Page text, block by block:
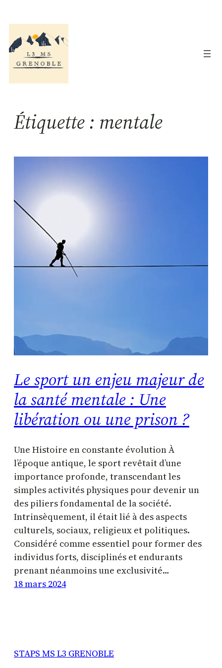
au
contenu
Étiquette : mentale
Le sport un enjeu majeur de
la santé mentale : Une
libération ou une prison ?
Une Histoire en constante évolution À
l’époque antique, le sport revêtait d’une
importance profonde, transcendant les
simples activités physiques pour devenir un
des piliers fondamental de la société.
Intrinsèquement, il était lié à des aspects
culturels, sociaux, religieux et politiques.
Considéré comme essentiel pour former des
individus forts, disciplinés et endurants
prenant néanmoins une exclusivité…
18 mars 2024
STAPS MS L3 GRENOBLE